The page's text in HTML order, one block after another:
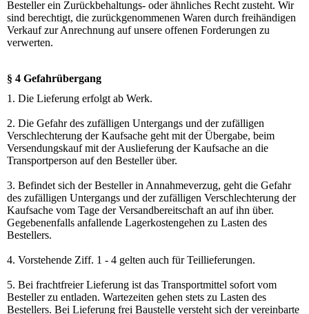
Besteller ein Zurückbehaltungs- oder ähnliches Recht zusteht. Wir
sind berechtigt, die zurückgenommenen Waren durch freihändigen
Verkauf zur Anrechnung auf unsere offenen Forderungen zu
verwerten.
§ 4 Gefahrübergang
1. Die Lieferung erfolgt ab Werk.
2. Die Gefahr des zufälligen Untergangs und der zufälligen
Verschlechterung der Kaufsache geht mit der Übergabe, beim
Versendungskauf mit der Auslieferung der Kaufsache an die
Transportperson auf den Besteller über.
3. Befindet sich der Besteller in Annahmeverzug, geht die Gefahr
des zufälligen Untergangs und der zufälligen Verschlechterung der
Kaufsache vom Tage der Versandbereitschaft an auf ihn über.
Gegebenenfalls anfallende Lagerkostengehen zu Lasten des
Bestellers.
4. Vorstehende Ziff. 1 - 4 gelten auch für Teillieferungen.
5. Bei frachtfreier Lieferung ist das Transportmittel sofort vom
Besteller zu entladen. Wartezeiten gehen stets zu Lasten des
Bestellers. Bei Lieferung frei Baustelle versteht sich der vereinbarte